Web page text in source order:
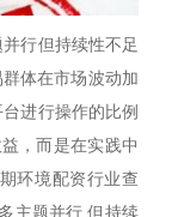
行但持续性不足
体在市场波动加
进行操作的比例
，而是在实践中
环境配资行业查
主题并行 但持续